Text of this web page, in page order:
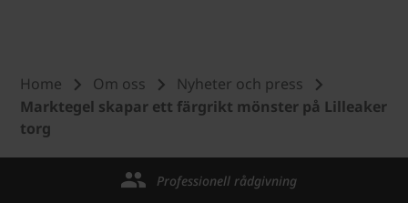
Home Om oss
Nyheter och press
Marktegel skapar ett färgrikt mönster på Lilleaker
torg
Professionell rådgivning